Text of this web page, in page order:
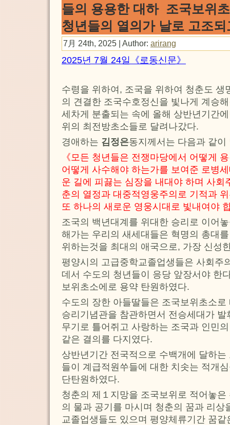
들의 용용한 대하 조국보위
청년들의 열의가 날로 고조되
7月 24th, 2025 | Author: arirang
2025년 7월 24일《로동신문》
수령을 위하여, 조국을 위하여 청춘도 생
의 견결한 조국수호정신을 빛나게 계승
세차게 분출되는 속에 올해 상반년기간
위의 최전방초소들로 달려나갔다.
경애하는 김정은동지께서는 다음과 같이
《모든 청년들은 전쟁마당에서 어떻게
어떻게 사수해야 하는가를 보여준 로병
운 길에 피끓는 심장을 내대야 하며 사회
춘의 열정과 대중적영웅주의로 기적과
또 하나의 새로운 영웅시대로 빛내여야
조국의 백년대계를 위대한 승리로 이어
해가는 우리의 새세대들은 혁명의 총대
위하는것을 최대의 애국으로, 가장 신성
평양시의 고급중학교졸업생들은 사회주
데서 수도의 청년들이 응당 앞장서야 한
보위초소에로 용약 탄원하였다.
수도의 장한 아들딸들은 조국보위초소
승리기념관을 참관하면서 전승세대가
무기로 틀어쥐고 사랑하는 조국과 인민
같은 결의를 다지였다.
상반년기간 전국적으로 수백개에 달하
들이 계급적원쑤들에 대한 치솟는 적개
단탄원하였다.
청춘의 제１지망을 조국보위로 적어놓
의 물과 공기를 마시며 청춘의 꿈과 리상
교졸업생들도 있으며 평양체류기간 꿈